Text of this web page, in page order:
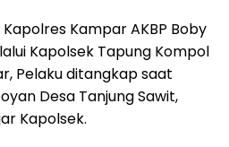
Kampar AKBP Boby
Kapolsek Tapung Kompol
Pelaku ditangkap saat
Desa Tanjung Sawit,
Kapolsek.